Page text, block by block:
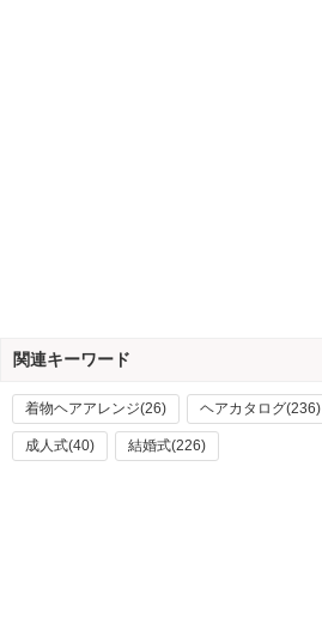
関連キーワード
着物ヘアアレンジ(26) ヘアカタログ(236)
成人式(40) 結婚式(226)